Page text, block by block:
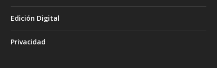
Edición Digital
Privacidad